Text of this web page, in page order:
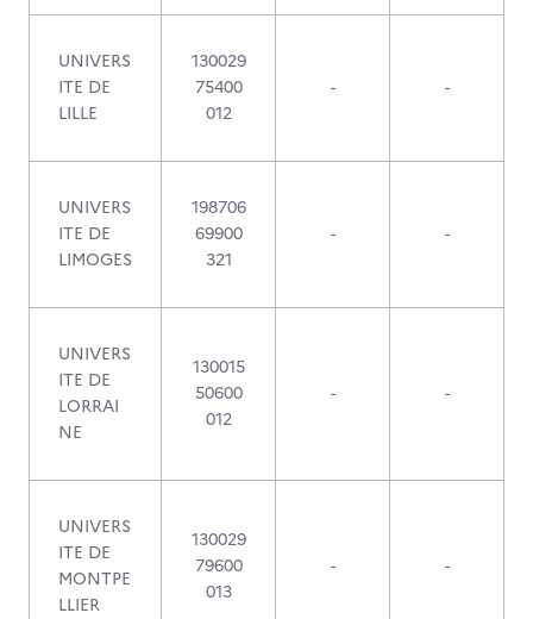
UNIVERS
ITE DE
LILLE
130029
75400
012
- -
UNIVERS
ITE DE
LIMOGES
198706
69900
321
- -
UNIVERS
ITE DE
LORRAI
NE
130015
50600
012
- -
UNIVERS
ITE DE
MONTPE
LLIER
130029
79600
013
- -